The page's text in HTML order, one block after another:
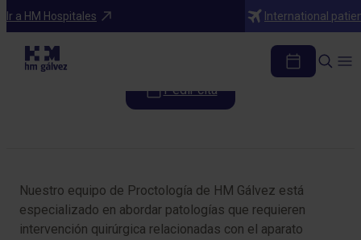
Ir a HM Hospitales International
Especialidades
Cirugía General y del Aparato Digestivo
Pedir cita
Nuestro equipo de Proctología de HM Gálvez está
especializado en abordar patologías que requieren
intervención quirúrgica relacionadas con el aparato